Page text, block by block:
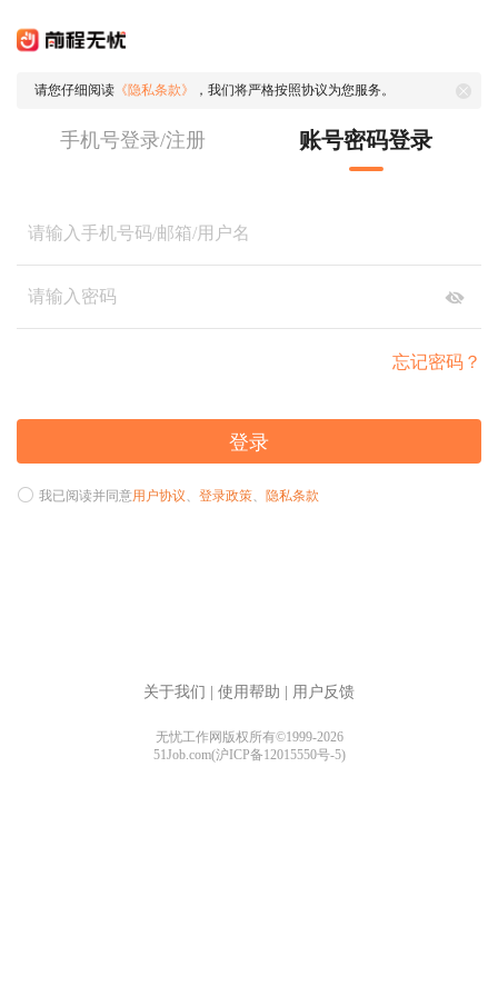
请您仔细阅读 《隐私条款》 ，我们将严格按照协议为您服务。
手机号登录/注册 账号密码登录
忘记密码？
登录
我已阅读并同意用户协议、 登录政策、 隐私条款
关于我们 使用帮助 用户反馈
无忧工作网版权所有©1999-2026
51Job.com(沪ICP备12015550号-5)